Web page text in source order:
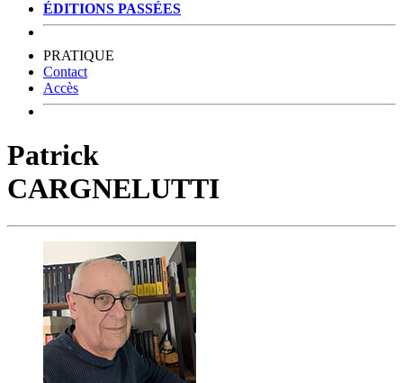
ÉDITIONS PASSÉES
PRATIQUE
Contact
Accès
Patrick
CARGNELUTTI